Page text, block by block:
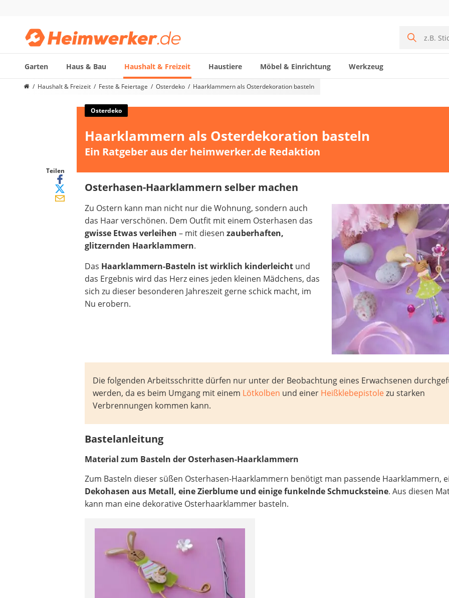
Garten Haus & Bau Haushalt & Freizeit Haustiere Möbel & Einrichtung Werkzeug
Die beliebtesten Vergleiche nach Kategorie
Induktionskochfeld
Tischgeschirrspüler
Elektronische Dartscheibe
Beschriftungsgerät
Elektrische Pfeffermühle
Haushalt & Freizeit Feste & Feiertage Osterdeko Haarklammern als Osterdekoration basteln
Teilen
Osterdeko
Haarklammern als Osterdekoration basteln
Ein Ratgeber aus der heimwerker.de Redaktion
Osterhasen-Haarklammern selber machen
Zu Ostern kann man nicht nur die Wohnung, sondern auch
das Haar verschönen. Dem Outfit mit einem Osterhasen das
gwisse Etwas verleihen – mit diesenzauberhaften,
glitzernden Haarklammern.
Das Haarklammern-Basteln ist wirklich kinderleicht und
das Ergebnis wird das Herz eines jeden kleinen Mädchens, das
sich zu dieser besonderen Jahreszeit gerne schick macht, im
Nu erobern.
Die folgenden Arbeitsschritte dürfen nur unter der Beobachtung eines Erwachsenen
werden, da es beim Umgang mit einem Lötkolben und einer Heißklebepistolezu starken
Verbrennungen kommen kann.
Bastelanleitung
Material zum Basteln der Osterhasen-Haarklammern
Zum Basteln dieser süßen Osterhasen-Haarklammern benötigt man passende Haarklammern,
Dekohasen aus Metall, eine Zierblume und einige funkelnde Schmucksteine. Aus diesen
kann man eine dekorative Osterhaarklammer basteln.